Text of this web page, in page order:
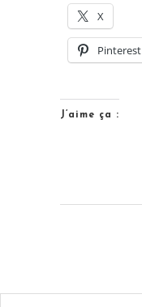
X
Pinterest
J’aime ça :